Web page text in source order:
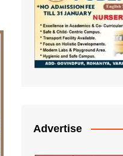
Advertise